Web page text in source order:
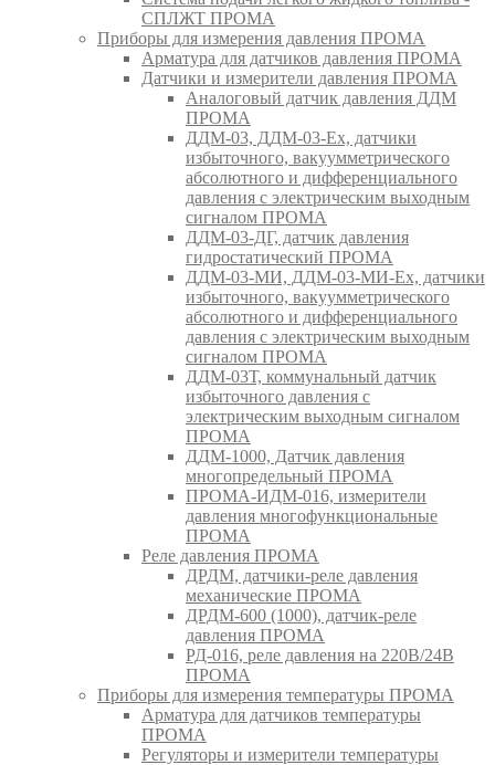
СПЛЖТ ПРОМА
Приборы для измерения давления ПРОМА
Арматура для датчиков давления ПРОМА
Датчики и измерители давления ПРОМА
Аналоговый датчик давления ДДМ
ПРОМА
ДДМ-03, ДДМ-03-Ех, датчики
избыточного, вакуумметрического
абсолютного и дифференциального
давления с электрическим выходным
сигналом ПРОМА
ДДМ-03-ДГ, датчик давления
гидростатический ПРОМА
ДДМ-03-МИ, ДДМ-03-МИ-Ех, датчики
избыточного, вакуумметрического
абсолютного и дифференциального
давления с электрическим выходным
сигналом ПРОМА
ДДМ-03Т, коммунальный датчик
избыточного давления с
электрическим выходным сигналом
ПРОМА
ДДМ-1000, Датчик давления
многопредельный ПРОМА
ПРОМА-ИДМ-016, измерители
давления многофункциональные
ПРОМА
Реле давления ПРОМА
ДРДМ, датчики-реле давления
механические ПРОМА
ДРДМ-600 (1000), датчик-реле
давления ПРОМА
РД-016, реле давления на 220В/24В
ПРОМА
Приборы для измерения температуры ПРОМА
Арматура для датчиков температуры
ПРОМА
Регуляторы и измерители температуры